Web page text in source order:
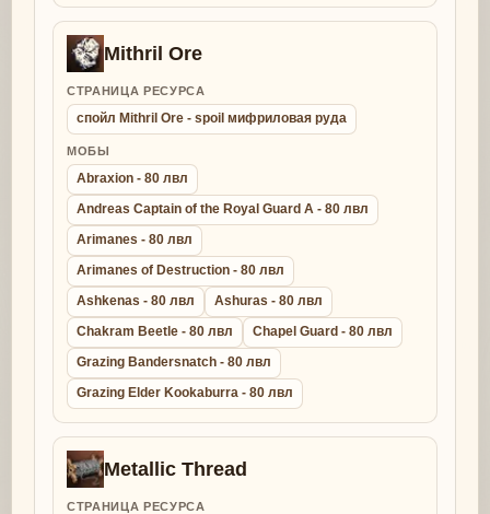
Mithril Ore
СТРАНИЦА РЕСУРСА
спойл Mithril Ore - spoil мифриловая руда
МОБЫ
Abraxion - 80 лвл
Andreas Captain of the Royal Guard A - 80 лвл
Arimanes - 80 лвл
Arimanes of Destruction - 80 лвл
Ashkenas - 80 лвл
Ashuras - 80 лвл
Chakram Beetle - 80 лвл
Chapel Guard - 80 лвл
Grazing Bandersnatch - 80 лвл
Grazing Elder Kookaburra - 80 лвл
Metallic Thread
СТРАНИЦА РЕСУРСА